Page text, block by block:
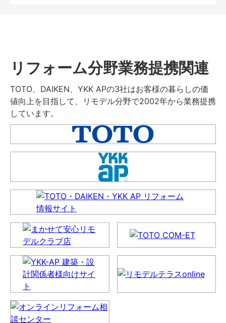
リフォーム分野業務提携関連
TOTO、DAIKEN、YKK APの3社はお客様の暮らしの価
値向上を目指して、リモデル分野で2002年から業務提携
しています。